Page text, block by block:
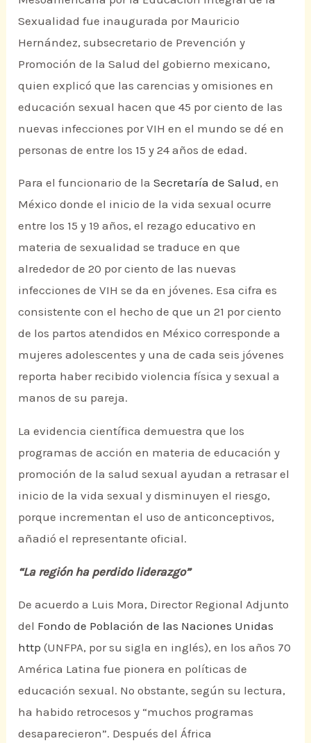
Sexualidad fue inaugurada por Mauricio
Hernández, subsecretario de Prevención y
Promoción de la Salud del gobierno mexicano,
quien explicó que las carencias y omisiones en
educación sexual hacen que 45 por ciento de las
nuevas infecciones por VIH en el mundo se dé en
personas de entre los 15 y 24 años de edad.
Para el funcionario de laSecretaría de Salud, en
México donde el inicio de la vida sexual ocurre
entre los 15 y 19 años, el rezago educativo en
materia de sexualidad se traduce en que
alrededor de 20 por ciento de las nuevas
infecciones de VIH se da en jóvenes. Esa cifra es
consistente con el hecho de que un 21 por ciento
de los partos atendidos en México corresponde a
mujeres adolescentes y una de cada seis jóvenes
reporta haber recibido violencia física y sexual a
manos de su pareja.
La evidencia científica demuestra que los
programas de acción en materia de educación y
promoción de la salud sexual ayudan a retrasar el
inicio de la vida sexual y disminuyen el riesgo,
porque incrementan el uso de anticonceptivos,
añadió el representante oficial.
“La región ha perdido liderazgo”
De acuerdo a Luis Mora, Director Regional Adjunto
del Fondo de Población de las Naciones Unidas
http (UNFPA, por su sigla en inglés), en los años 70
América Latina fue pionera en políticas de
educación sexual. No obstante, según su lectura,
ha habido retrocesos y “muchos programas
desaparecieron”. Después del África